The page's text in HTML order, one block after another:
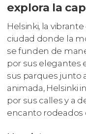
explora la
Helsinki, la
ciudad donde la
se funden de
por sus elegantes
sus parques junto
animada, Helsinki
por sus calles y a
encanto rodeados